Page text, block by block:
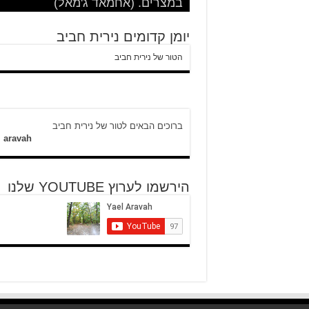
במצרים. (אחמאד ג'מאל)
במצרים לגבי הסכמי קמפ דויד
ח'אדר בבית לחם.
ירושלים
וכשיש ירי
היום לא היו כאן עימותים.
יומן קדומים נירית חביב
הטור של נירית חביב
ברוכים הבאים לטור של נירית חביב
aravah
הירשמו לערוץ YOUTUBE שלנו